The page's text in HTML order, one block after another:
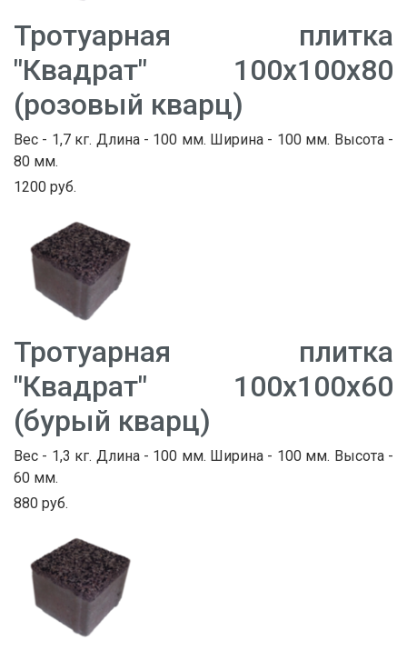
Тротуарная плитка
"Квадрат" 100х100х80
(розовый кварц)
Вес - 1,7 кг. Длина - 100 мм. Ширина - 100 мм. Высота -
80 мм.
1200 руб.
Тротуарная плитка
"Квадрат" 100х100х60
(бурый кварц)
Вес - 1,3 кг. Длина - 100 мм. Ширина - 100 мм. Высота -
60 мм.
880 руб.